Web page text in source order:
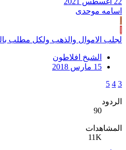
اسامه موحدی
لجلب الاموال والذهب ولكل مطلب
الشيخ افلاطون
15 مارس 2018
3
4
5
الردود
90
المشاهدات
11K